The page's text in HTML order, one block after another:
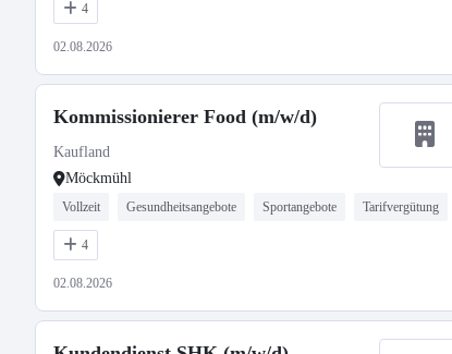
4
02.08.2026
Kommissionierer Food (m/w/d)
Kaufland
Möckmühl
Vollzeit Gesundheitsangebote Sportangebote Tarifvergütung
4
02.08.2026